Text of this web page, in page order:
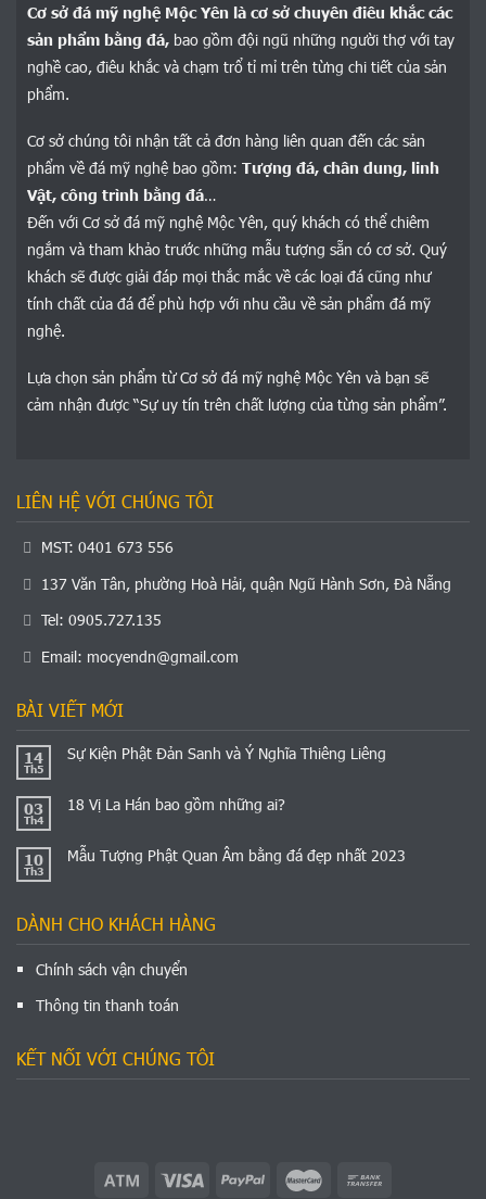
Cơ sở đá mỹ nghệ Mộc Yên là cơ sở chuyên điêu khắc các
sản phẩm bằng đá, bao gồm đội ngũ những người thợ với tay
nghề cao, điêu khắc và chạm trổ tỉ mỉ trên từng chi tiết của sản
phẩm.
Cơ sở chúng tôi nhận tất cả đơn hàng liên quan đến các sản
phẩm về đá mỹ nghệ bao gồm: Tượng đá, chân dung, linh
Vật, công trình bằng đá…
Đến với Cơ sở đá mỹ nghệ Mộc Yên, quý khách có thể chiêm
ngắm và tham khảo trước những mẫu tượng sẵn có cơ sở. Quý
khách sẽ được giải đáp mọi thắc mắc về các loại đá cũng như
tính chất của đá để phù hợp với nhu cầu về sản phẩm đá mỹ
nghệ.
Lựa chọn sản phẩm từ Cơ sở đá mỹ nghệ Mộc Yên và bạn sẽ
cảm nhận được “Sự uy tín trên chất lượng của từng sản phẩm”.
LIÊN HỆ VỚI CHÚNG TÔI
MST: 0401 673 556
137 Văn Tân, phường Hoà Hải, quận Ngũ Hành Sơn, Đà Nẵng
Tel: 0905.727.135
Email: mocyendn@gmail.com
BÀI VIẾT MỚI
14
Th5
Sự Kiện Phật Đản Sanh và Ý Nghĩa Thiêng Liêng
03
Th4
18 Vị La Hán bao gồm những ai?
10
Th3
Mẫu Tượng Phật Quan Âm bằng đá đẹp nhất 2023
DÀNH CHO KHÁCH HÀNG
Chính sách vận chuyển
Thông tin thanh toán
KẾT NỐI VỚI CHÚNG TÔI